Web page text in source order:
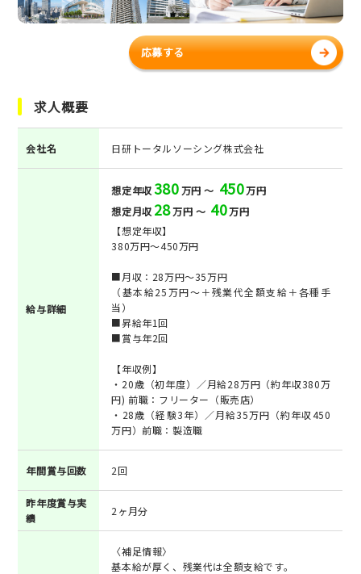
応募する
求人概要
会社名 日研トータルソーシング株式会社
給与詳細
想定年収380万円 ～ 450万円
想定月収 28万円 ～ 40万円
【想定年収】
380万円～450万円
■月収：28万円～35万円
（基本給25万円～＋残業代全額支給＋各種手
当）
■昇給年1回
■賞与年2回
【年収例】
・20歳（初年度）／月給28万円（約年収380万
円) 前職：フリーター（販売店）
・28歳（経験3年）／月給35万円（約年収450
万円）前職：製造職
年間賞与回数 2回
昨年度賞与実
績
2ヶ月分
〈補足情報〉
基本給が厚く、残業代は全額支給です。